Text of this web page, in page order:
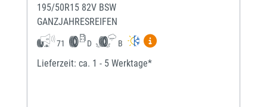
195/50R15 82V BSW
GANZJAHRESREIFEN
71 D B
Mehr Informationen zum
Lieferzeit: ca. 1 - 5 Werktage*